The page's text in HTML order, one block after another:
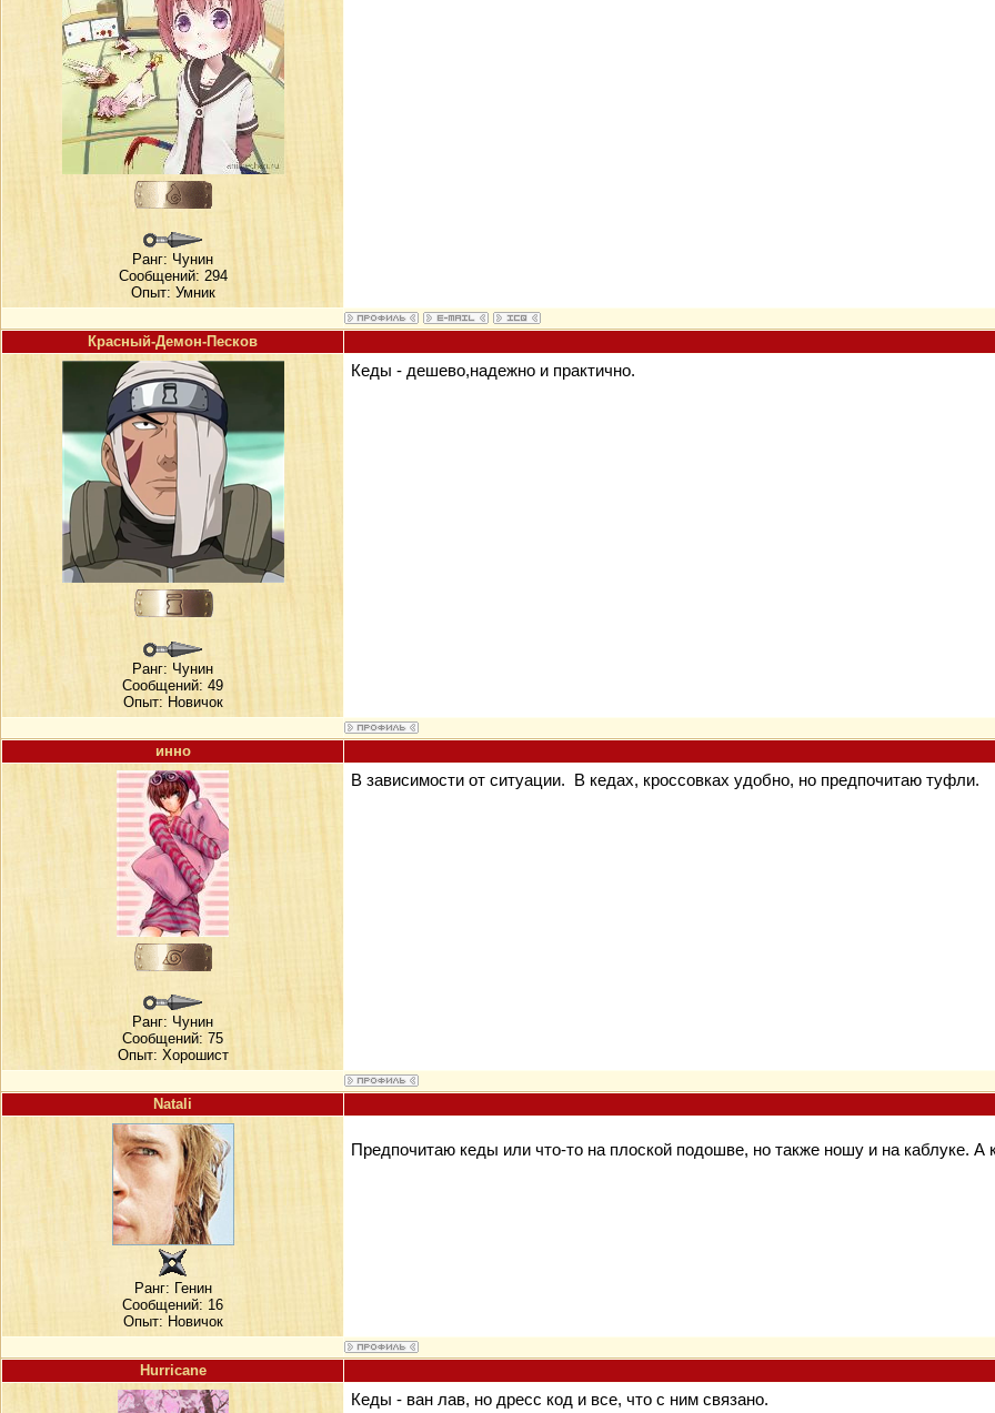
Ранг: Чунин
Сообщений: 294
Опыт: Умник
Красный-Демон-Песков
Ранг: Чунин
Сообщений: 49
Опыт: Новичок
Кеды - дешево,надежно и практично.
инно
Ранг: Чунин
Сообщений: 75
Опыт: Хорошист
В зависимости от ситуации. В кедах, кроссовках удобно, но предпочитаю туфли.
Natali
Ранг: Генин
Сообщений: 16
Опыт: Новичок
Предпочитаю кеды или что-то на плоской подошве, но также ношу и на каблуке. А
Hurricane
Кеды - ван лав, но дресс код и все, что с ним связано.